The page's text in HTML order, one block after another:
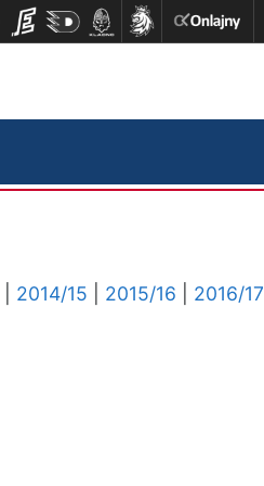
2014/15 2015/16 2016/17